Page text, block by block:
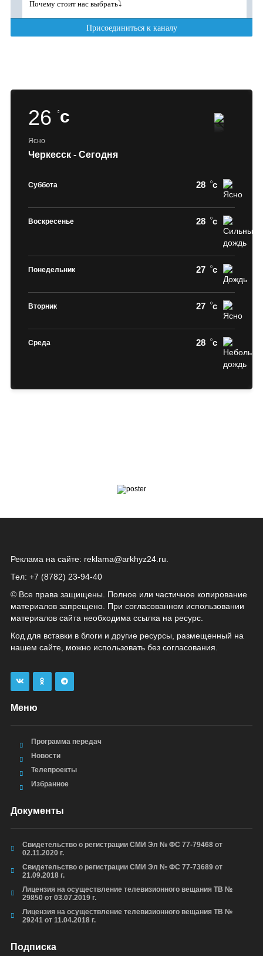
26 c
Ясно
Черкесск - Сегодня
Суббота 28 c
Воскресенье 28 c
Понедельник 27 c
Вторник 27 c
Среда 28 c
Реклама на сайте: reklama@arkhyz24.ru
Тел: +7 (8782) 23‑94‑40
© Все права защищены. Полное или частичное копирование
материалов запрещено. При согласованном использовании
материалов сайта необходима ссылка на ресурс.
Код для вставки в блоги и другие ресурсы, размещенный на
нашем сайте, можно использовать без согласования.
Меню
Программа передач
Новости
Телепроекты
Избранное
Документы
Свидетельство о регистрации СМИ Эл № ФС 77-79468 от
02.11.2020 г.
Свидетельство о регистрации СМИ Эл № ФС 77-73689 от
21.09.2018 г.
Лицензия на осуществление телевизионного вещания ТВ №
29850 от 03.07.2019 г.
Лицензия на осуществление телевизионного вещания ТВ №
29241 от 11.04.2018 г.
Подписка